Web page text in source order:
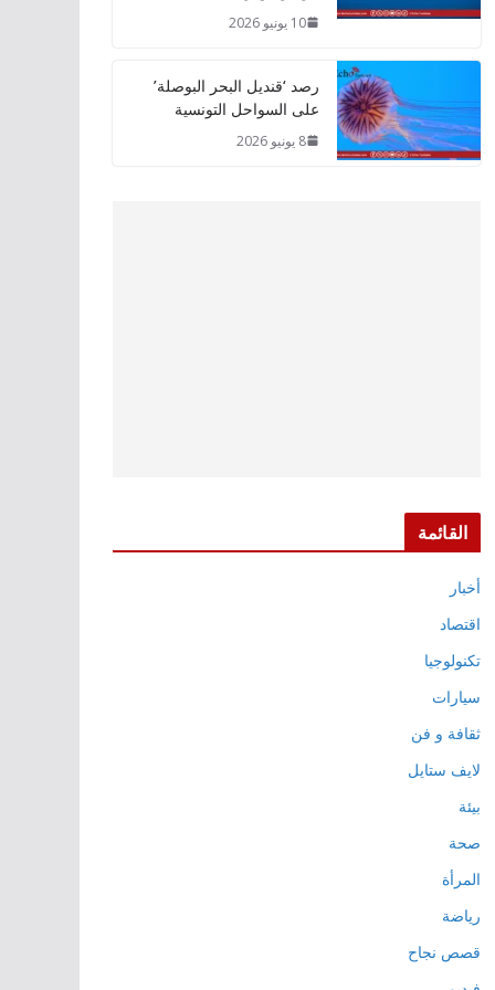
10 يونيو 2026
رصد ‘قنديل البحر البوصلة’
على السواحل التونسية
8 يونيو 2026
القائمة
أخبار
اقتصاد
تكنولوجيا
سيارات
ثقافة و فن
لايف ستايل
بيئة
صحة
المرأة
رياضة
قصص نجاح